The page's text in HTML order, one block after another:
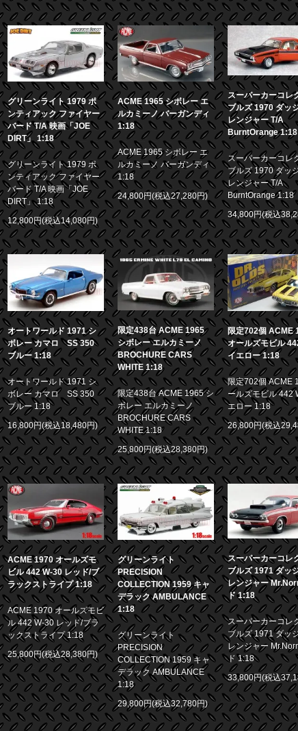
グリーンライト 1979 ポ
ンティアック ファイヤー
バード T/A 映画「JOE
DIRT」 1:18
グリーンライト 1979 ポ
ンティアック ファイヤー
バード T/A 映画「JOE
DIRT」 1:18
12,800円(税込14,080円)
ACME 1965 シボレー エ
ルカミーノ バーガンディ
1:18
ACME 1965 シボレー エ
ルカミーノ バーガンディ
1:18
24,800円(税込27,280円)
スーパーカーコレ
ブルズ 1970 ダッ
レンジャー T/A
BurntOrange 1:18
スーパーカーコレ
ブルズ 1970 ダッ
レンジャー T/A
BurntOrange 1:18
34,800円(税込
オートワールド 1971 シ
ボレー カマロ SS 350
ブルー 1:18
オートワールド 1971 シ
ボレー カマロ SS 350
ブルー 1:18
16,800円(税込18,480円)
限定438台 ACME 1965
シボレー エルカミーノ
BROCHURE CARS
WHITE 1:18
限定438台 ACME 1965 シ
ボレー エルカミーノ
BROCHURE CARS
WHITE 1:18
25,800円(税込28,380円)
限定702個 ACME
オールズモビル
イエロー 1:18
限定702個 ACME
ールズモビル 442
エロー 1:18
26,800円(税込
ACME 1970 オールズモ
ビル 442 W-30 レッド/ブ
ラックストライプ 1:18
ACME 1970 オールズモビ
ル 442 W-30 レッド/ブラ
ックストライプ 1:18
25,800円(税込28,380円)
グリーンライト
PRECISION
COLLECTION 1959 キャ
デラック AMBULANCE
1:18
グリーンライト
PRECISION
COLLECTION 1959 キャ
デラック AMBULANCE
1:18
29,800円(税込32,780円)
スーパーカーコレ
ブルズ 1971 ダッ
レンジャー
ド 1:18
スーパーカーコレ
ブルズ 1971 ダッ
レンジャー
ド 1:18
33,800円(税込